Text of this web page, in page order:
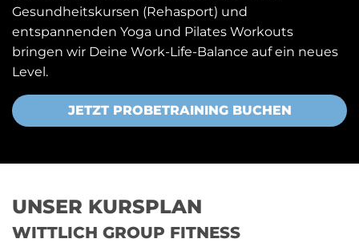
Gesundheitskursen (Rehasport) und
entspannenden Yoga und Pilates Workouts
bringen wir Deine Work-Life-Balance auf ein neues
Level.
JETZT PROBETRAINING BUCHEN
UNSER KURSPLAN
WITTLICH GROUP FITNESS